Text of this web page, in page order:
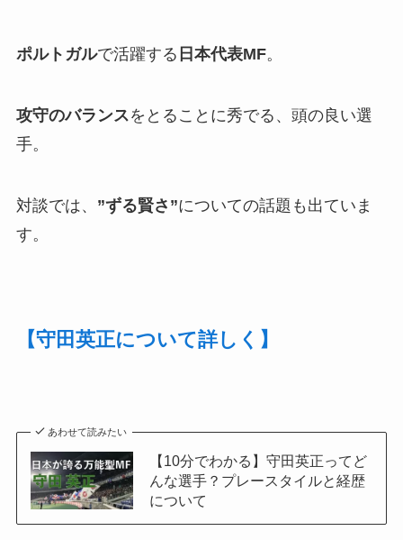
ポルトガルで活躍する 日本代表MF。
攻守のバランスをとることに秀でる、頭の良い選
手。
対談では、 ”ずる賢さ”についての話題も出ていま
す。
【守田英正について詳しく】
あわせて読みたい
【10分でわかる】守田英正ってど
んな選手？プレースタイルと経歴
について